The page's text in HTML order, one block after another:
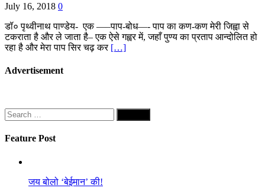
July 16, 2018 0
डॉ० पृथ्वीनाथ पाण्डेय- एक —–पाप-बोध—- पाप का कण-कण मेरी जिह्वा से
टकराता है और ले जाता है– एक ऐसे गह्वर में, जहाँ पुण्य का प्रताप आन्दोलित हो
रहा है और मेरा पाप सिर चढ़ कर […]
Advertisement
Search
for:
Feature Post
जय बोलो ‘बेईमान’ की!